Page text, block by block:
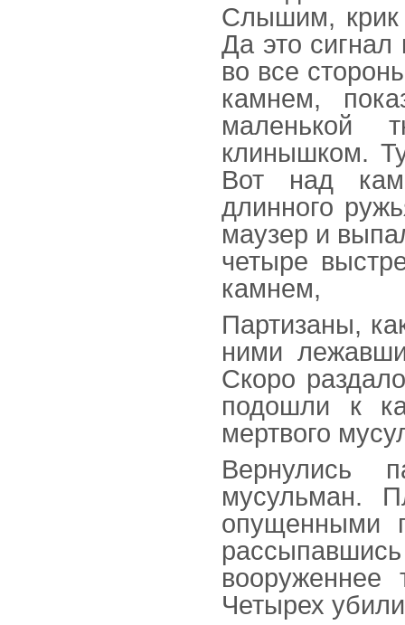
Слышим, крик
Да это сигнал
во все
камнем,
маленькой
клинышком.
Вот над
длинного
маузер и
четыре
камнем,
Партизаны,
ними
Скоро
подошли к
мертвого
Вернулись
мусульман.
опущенными
вооруженнее
Четырех